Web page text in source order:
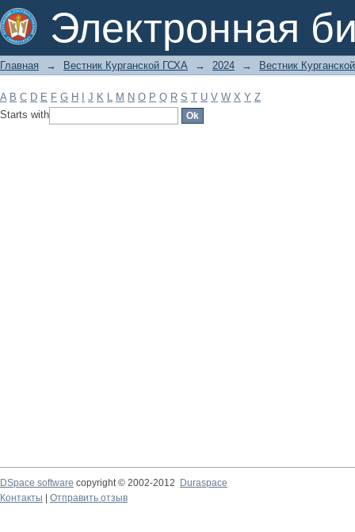
Электронная
Filter by: Subject
Главная → Вестник Курганской ГСХА → 2024 → Вестник
A B C D E F G H J K L M N O P Q R S T U V W X Y Z
Starts with
DSpace software copyright © 2002-2012
Duraspace
Контакты
Отправить отзыв